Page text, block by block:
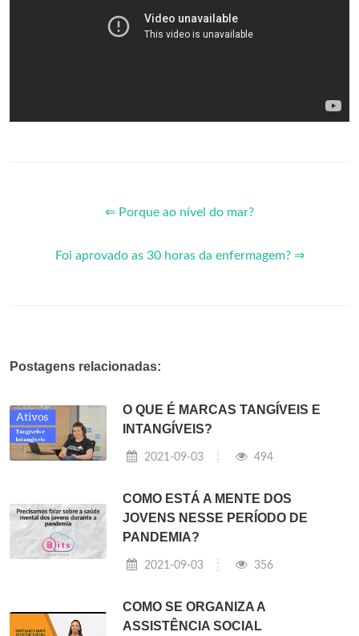
⇐ Porque ao nível do mar?
Foi aprovado as 30 horas da enfermagem? ⇒
Postagens relacionadas:
O QUE É MARCAS TANGÍVEIS E
INTANGÍVEIS?
2021-09-03 494
COMO ESTÁ A MENTE DOS
JOVENS NESSE PERÍODO DE
PANDEMIA?
2021-09-03 356
COMO SE ORGANIZA A
ASSISTÊNCIA SOCIAL